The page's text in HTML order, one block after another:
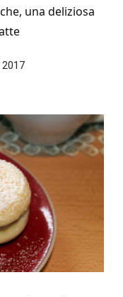
una deliziosa
2017